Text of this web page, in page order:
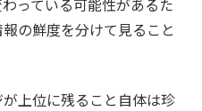
っている可能性があるた
の鮮度を分けて見ること
上位に残ること自体は珍